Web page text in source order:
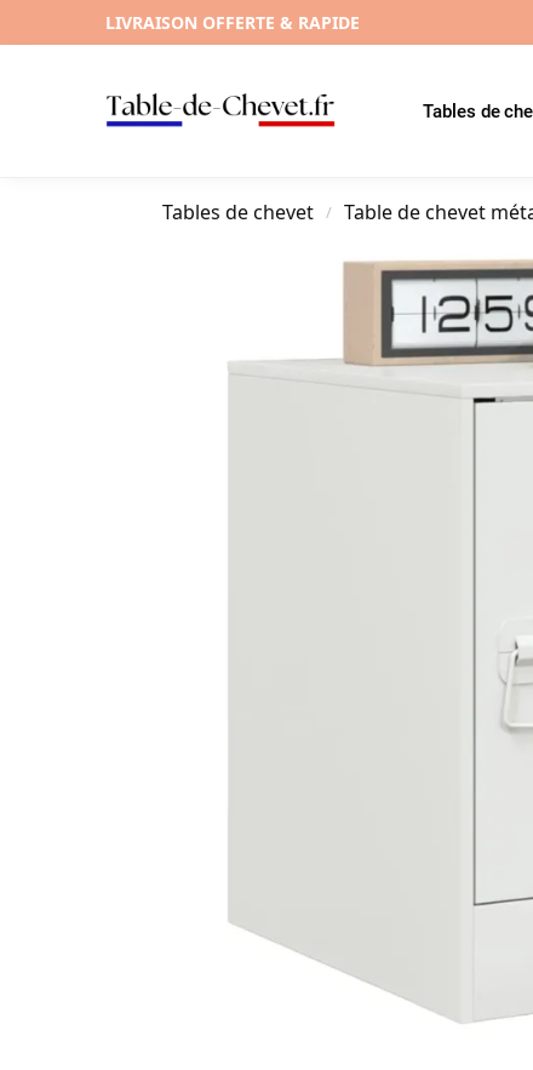
LIVRAISON OFFERTE & RAPIDE
Tables de
Tables de chevet / Table de chevet